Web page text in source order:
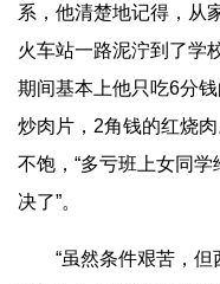
系，他清楚地记得，从
火车站一路泥泞到了学
期间基本上他只吃6分
炒肉片，2角钱的红烧
不饱，“多亏班上女同
决了”。
“虽然条件艰苦，